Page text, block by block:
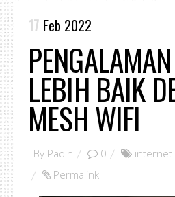
17 Feb 2022
LEBIH BAIK
MESH WIFI
By Padin 0 internet
Permalink